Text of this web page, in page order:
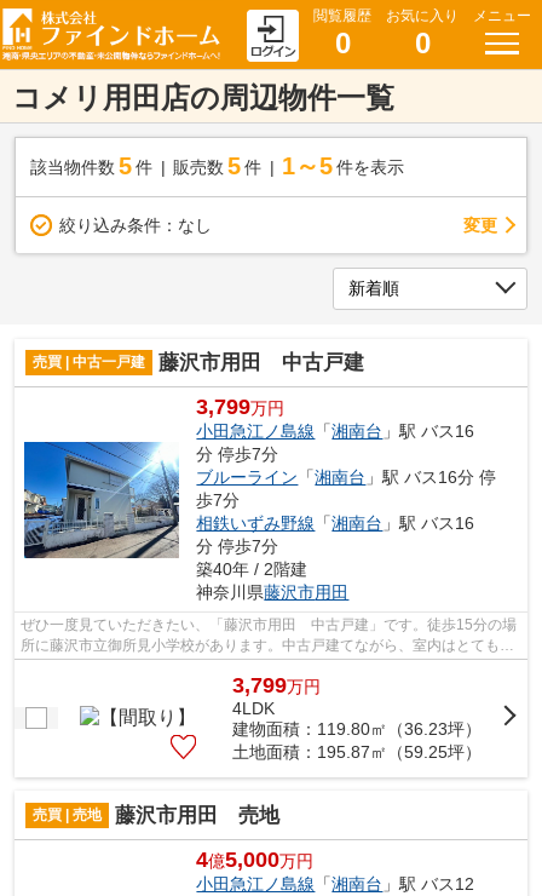
閲覧履歴
0
お気に入り
0
メニュー
コメリ用田店の周辺物件一覧
該当物件数 5件 販売数 5 件 1～5 件を表示
絞り込み条件： なし 変更
売買 | 中古一戸建 藤沢市用田 中古戸建
3,799万円
小田急江ノ島線 「湘南台 」駅 バス16
分 停歩7分
ブルーライン 「湘南台 」駅 バス16分 停
歩7分
相鉄いずみ野線 「湘南台 」駅 バス16
分 停歩7分
築40年 / 2階建
神奈川県藤沢市用田
ぜひ一度見ていただきたい、「藤沢市用田 中古戸建」です。徒歩15分の場
所に藤沢市立御所見小学校があります。中古戸建てながら、室内はとてもき
3,799万円
4LDK
建物面積：119.80㎡（36.23坪）
土地面積：195.87㎡（59.25坪）
売買 | 売地 藤沢市用田 売地
4億5,000万円
小田急江ノ島線 「湘南台 」駅 バス12